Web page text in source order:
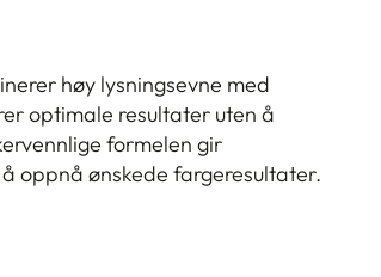
høy lysningsevne med
optimale resultater uten å
formelen gir
oppnå ønskede fargeresultater.